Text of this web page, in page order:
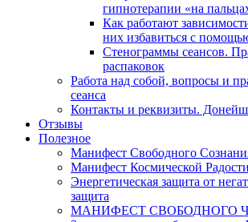
гипнотерапии «на
Как работают
них избавиться с
Стенограммы сеансов.
распаковок
Работа над собой, вопросы и
сеанса
Контакты и реквизиты.
Отзывы
Полезное
Манифест Свободного
Манифест Космической Радости
Энергетическая защита от
защита
МАНИФЕСТ СВОБОДНОГО